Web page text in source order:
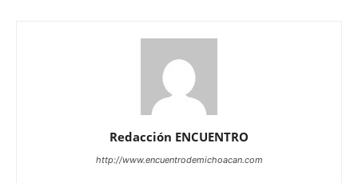
Redacción ENCUENTRO
http://www.encuentrodemichoacan.com